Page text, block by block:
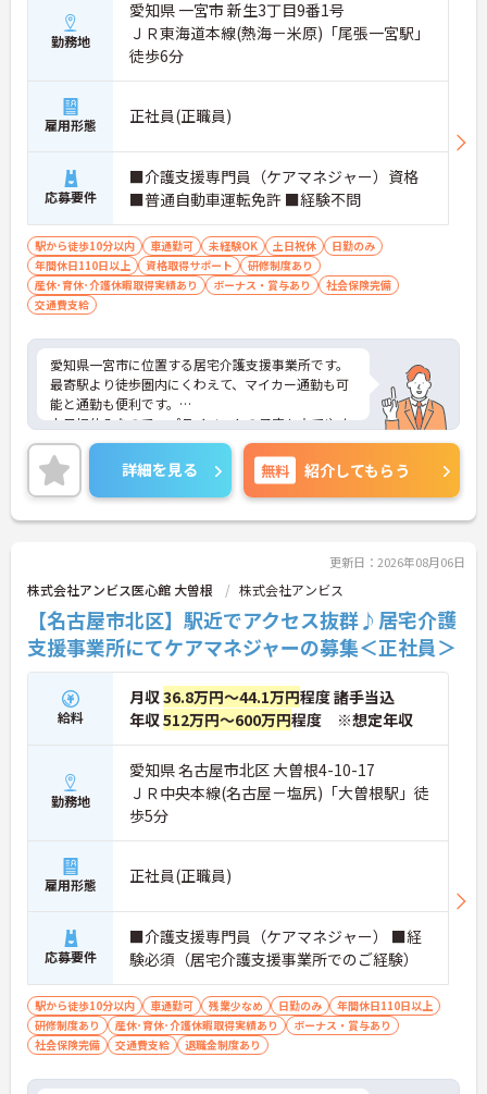
勤務地
愛知県 一宮市 新生3丁目9番1号
ＪＲ東海道本線(熱海－米原)「尾張一宮駅」
徒歩6分
雇用形態 正社員(正職員)
応募要件
■介護支援専門員（ケアマネジャー）資格
■普通自動車運転免許 ■経験不問
駅から徒歩10分以内 車通勤可 未経験OK 土日祝休
日勤のみ
年間休日110日以上
資格取得サポート
研修制度あり
産休･育休･介護休暇取得実績あり
ボーナス・賞与あり
社会保険完備
交通費支給
愛知県一宮市に位置する居宅介護支援事業所です。
最寄駅より徒歩圏内にくわえて、マイカー通勤も可
能と通勤も便利です。
土日祝休みなので、プライベートの予定も立てやす
い環境です。
ご興味をお持ちの方はお気軽にお問い合わせくださ
い。
詳細を見る 無料 紹介してもらう
更新日：2026年08月06日
株式会社アンビス医心館 大曽根 株式会社アンビス
【名古屋市北区】駅近でアクセス抜群♪居宅介護
支援事業所にてケアマネジャーの募集＜正社員＞
給料
月収36.8万円～44.1万円程度 諸手当込
年収512万円～600万円程度 ※想定年収
勤務地
愛知県 名古屋市北区 大曽根4-10-17
ＪＲ中央本線(名古屋－塩尻)「大曽根駅」徒
歩5分
雇用形態 正社員(正職員)
応募要件
■介護支援専門員（ケアマネジャー） ■経
験必須（居宅介護支援事業所でのご経験）
駅から徒歩10分以内 車通勤可 残業少なめ 日勤のみ
年間休日110日以上
研修制度あり
産休･育休･介護休暇取得実績あり
ボーナス・賞与あり
社会保険完備
交通費支給 退職金制度あり